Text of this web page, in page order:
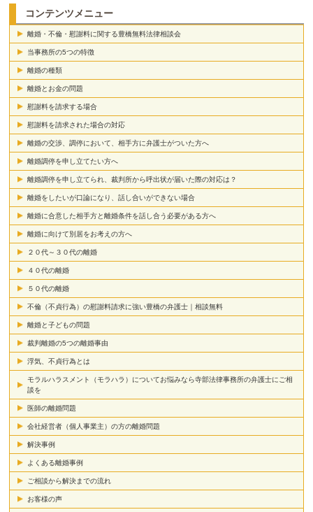
コンテンツメニュー
離婚・不倫・慰謝料に関する豊橋無料法律相談会
当事務所の5つの特徴
離婚の種類
離婚とお金の問題
慰謝料を請求する場合
慰謝料を請求された場合の対応
離婚の交渉、調停において、相手方に弁護士がついた方へ
離婚調停を申し立てたい方へ
離婚調停を申し立てられ、裁判所から呼出状が届いた際の対応は？
離婚をしたいが口論になり、話し合いができない場合
離婚に合意した相手方と離婚条件を話し合う必要がある方へ
離婚に向けて別居をお考えの方へ
２０代～３０代の離婚
４０代の離婚
５０代の離婚
不倫（不貞行為）の慰謝料請求に強い豊橋の弁護士｜相談無料
離婚と子どもの問題
裁判離婚の5つの離婚事由
浮気、不貞行為とは
モラルハラスメント（モラハラ）についてお悩みなら寺部法律事務所の弁護士にご相
談を
医師の離婚問題
会社経営者（個人事業主）の方の離婚問題
解決事例
よくある離婚事例
ご相談から解決までの流れ
お客様の声